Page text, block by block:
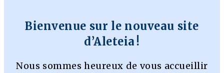
Bienvenue sur le nouveau site
d’Aleteia !
Nous sommes heureux de vous accueillir